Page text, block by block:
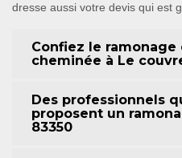
dresse aussi votre devis qui est
Confiez le ramonage
cheminée à Le
Des professionnels
proposent un
83350